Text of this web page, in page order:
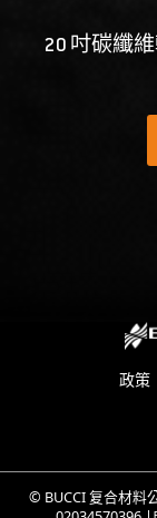
20 吋碳纖
政策
© BUCCI 复合材料